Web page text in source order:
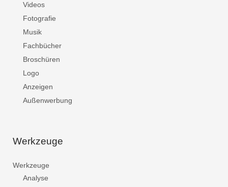
Videos
Fotografie
Musik
Fachbücher
Broschüren
Logo
Anzeigen
Außenwerbung
Werkzeuge
Werkzeuge
Analyse